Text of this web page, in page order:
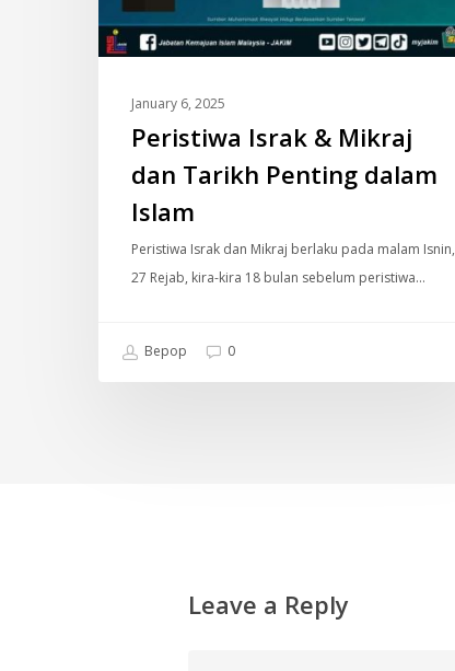
January 6, 2025
Peristiwa Israk & Mikraj
dan Tarikh Penting dalam
Islam
Peristiwa Israk dan Mikraj berlaku pada malam Isnin,
27 Rejab, kira-kira 18 bulan sebelum peristiwa…
Bepop 0
Leave a Reply